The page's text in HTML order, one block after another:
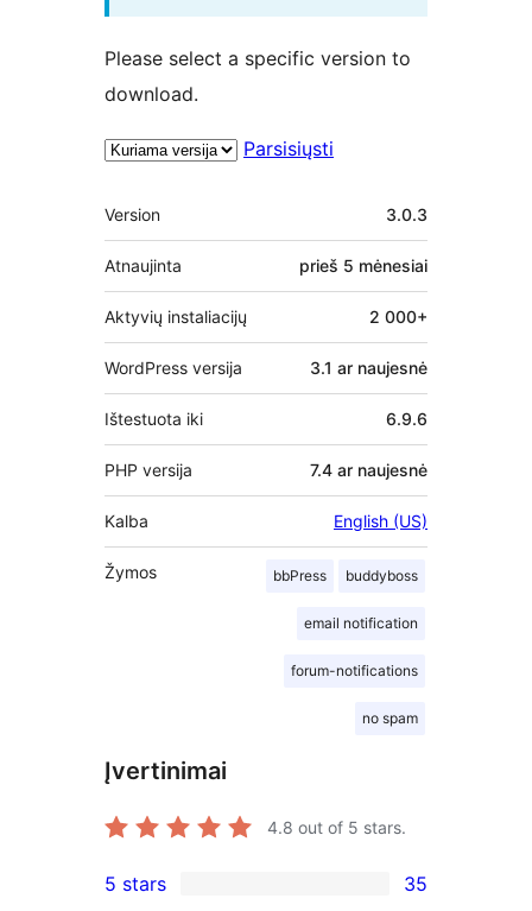
Please select a specific version to
download.
Parsisiųsti
Metainformacija
Version 3.0.3
Atnaujinta prieš 5 mėnesiai
Aktyvių instaliacijų 2 000+
WordPress versija 3.1 ar naujesnė
Ištestuota iki 6.9.6
PHP versija 7.4 ar naujesnė
Kalba English (US)
Žymos bbPress buddyboss
email notification
forum-notifications
no spam
Įvertinimai
4.8 out of 5 stars.
35
5 stars 35